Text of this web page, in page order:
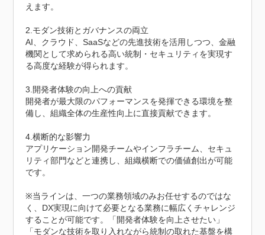
えます。
2.モダン技術とガバナンスの両立
AI、クラウド、SaaSなどの先進技術を活用しつつ、金融
機関として求められる高い統制・セキュリティを実現す
る高度な経験が得られます。
3.開発者体験の向上への貢献
開発者が最大限のパフォーマンスを発揮できる環境を整
備し、組織全体の生産性向上に直接貢献できます。
4.横断的な影響力
アプリケーション開発チームやインフラチーム、セキュ
リティ部門などと連携し、組織横断での価値創出が可能
です。
※当ラインは、一つの業務領域のみお任せするのではな
く、DX実現に向けて必要となる業務に幅広くチャレンジ
することが可能です。「開発者体験を向上させたい」
「モダンな技術を取り入れながら統制の取れた基盤を構